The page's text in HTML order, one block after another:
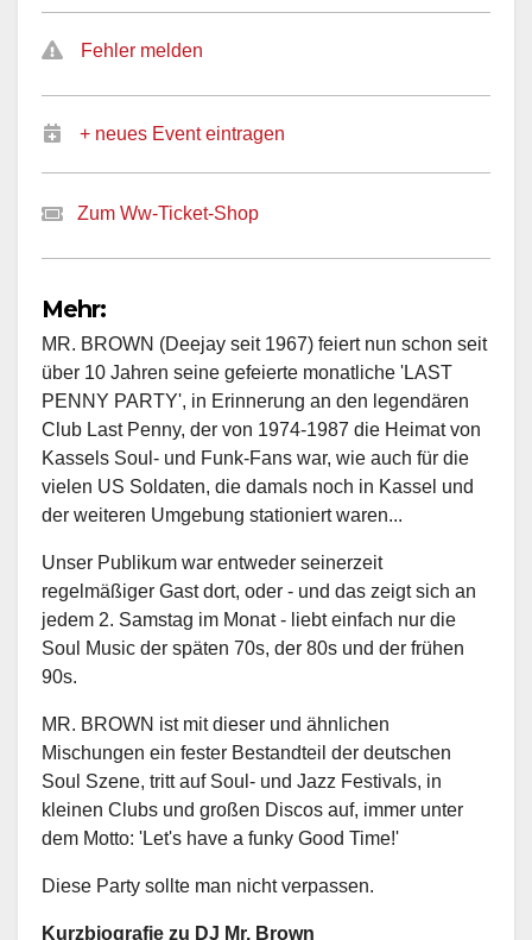
Fehler melden
+ neues Event eintragen
Zum Ww-Ticket-Shop
Mehr:
MR. BROWN (Deejay seit 1967) feiert nun schon seit
über 10 Jahren seine gefeierte monatliche 'LAST
PENNY PARTY', in Erinnerung an den legendären
Club Last Penny, der von 1974-1987 die Heimat von
Kassels Soul- und Funk-Fans war, wie auch für die
vielen US Soldaten, die damals noch in Kassel und
der weiteren Umgebung stationiert waren...
Unser Publikum war entweder seinerzeit
regelmäßiger Gast dort, oder - und das zeigt sich an
jedem 2. Samstag im Monat - liebt einfach nur die
Soul Music der späten 70s, der 80s und der frühen
90s.
MR. BROWN ist mit dieser und ähnlichen
Mischungen ein fester Bestandteil der deutschen
Soul Szene, tritt auf Soul- und Jazz Festivals, in
kleinen Clubs und großen Discos auf, immer unter
dem Motto: 'Let's have a funky Good Time!'
Diese Party sollte man nicht verpassen.
Kurzbiografie zu DJ Mr. Brown